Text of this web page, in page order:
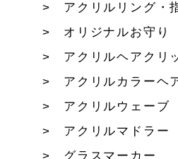
アクリルリング・
オリジナルお守り
アクリルヘアクリ
アクリルカラーヘ
アクリルウェーブ
アクリルマドラー
グラスマーカー